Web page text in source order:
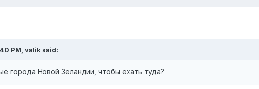
PM, valik said:
города Новой Зеландии, чтобы ехать туда?